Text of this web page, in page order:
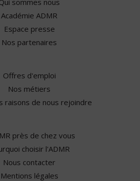
Académie ADMR
Espace presse
Nos partenaires
Offres d'emploi
Nos métiers
raisons de nous rejoindre
près de chez vous
choisir l'ADMR
Nous contacter
Mentions légales